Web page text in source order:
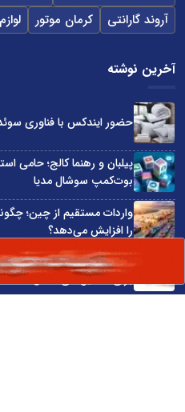
آروند گارانتی
کرمان موتور
آخرین نوشته
حضور ایندکس با فناوری
پیلبان و رهنما کالج؛ حامی
بوت‌کمپ سوشال مدیا
واردات مستقیم از چین؛
را افزایش می‌دهد؟
ترند ترین دستبندهای طلا
برای استایل‌های خاص